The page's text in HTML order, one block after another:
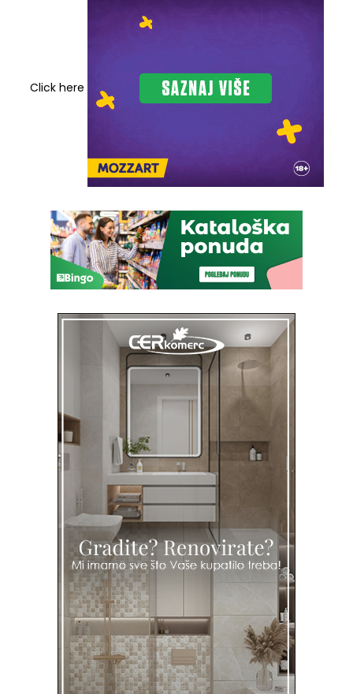
Click here